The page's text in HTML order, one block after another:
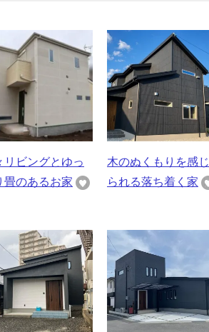
リビングとゆっ
畳のあるお家
木のぬくもりを感じ
られる落ち着く家